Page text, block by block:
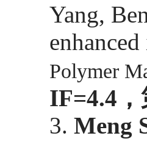
Yang,
Polymer
IF=4.4
3. Meng